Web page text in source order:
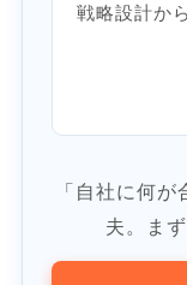
戦略設計か
「自社に何
夫。ま